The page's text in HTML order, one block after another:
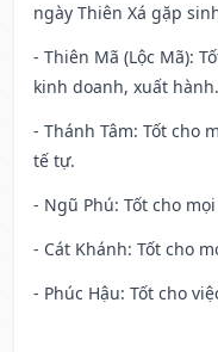
ngày Thiên Xá gặp
- Thiên Mã (Lộc Mã):
kinh doanh, xuất hành.
- Thánh Tâm: Tốt cho
tế tự.
- Ngũ Phú: Tốt cho
- Cát Khánh: Tốt cho
- Phúc Hậu: Tốt cho